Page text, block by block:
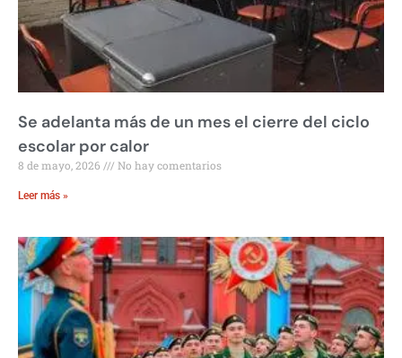
Se adelanta más de un mes el cierre del ciclo
escolar por calor
8 de mayo, 2026 No hay comentarios
Leer más »